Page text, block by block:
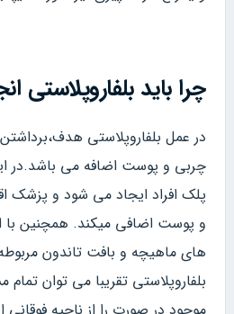
چرا باید بلفاروپلاستی
در عمل بلفاروپلاستی
چربی و پوست اضافه می باشد.در
پلک افراد ایجاد می شود و پزشک
و پوست اضافی میکند. همچنین با
های ماهیچه و بافت تاندون
بلفاروپلاستی تقریبا می توان